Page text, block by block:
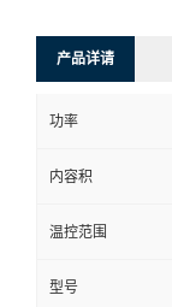
产品详请
功率
内容积
温控范围
型号